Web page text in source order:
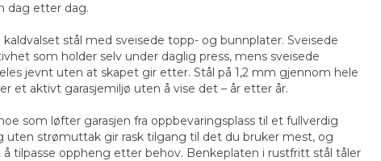
dag etter dag.
stål med sveisede topp- og bunnplater. Sveisede
som holder selv under daglig press, mens sveisede
jevnt uten at skapet gir etter. Stål på 1,2 mm gjennom hele
et aktivt garasjemiljø uten å vise det – år etter år.
som løfter garasjen fra oppbevaringsplass til et fullverdig
uten strømuttak gir rask tilgang til det du bruker mest, og
tilpasse oppheng etter behov. Benkeplaten i rustfritt stål tåler